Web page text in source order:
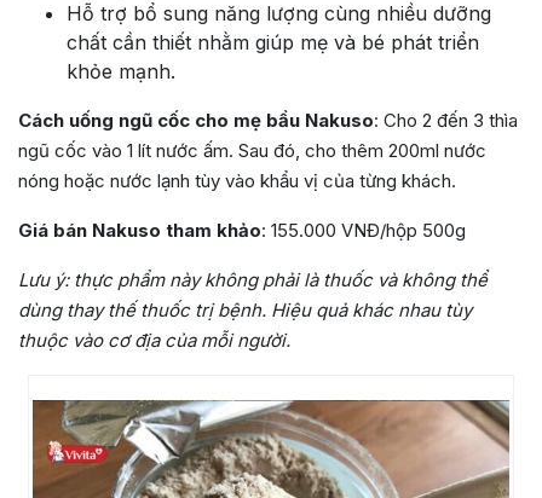
Hỗ trợ bổ sung năng lượng cùng nhiều dưỡng
chất cần thiết nhằm giúp mẹ và bé phát triển
khỏe mạnh.
Cách uống ngũ cốc cho mẹ bầu Nakuso: Cho 2 đến 3 thìa
ngũ cốc vào 1 lít nước ấm. Sau đó, cho thêm 200ml nước
nóng hoặc nước lạnh tùy vào khẩu vị của từng khách.
Giá bán Nakuso tham khảo: 155.000 VNĐ/hộp 500g
Lưu ý: thực phẩm này không phải là thuốc và không thể
dùng thay thế thuốc trị bệnh. Hiệu quả khác nhau tùy
thuộc vào cơ địa của mỗi người.